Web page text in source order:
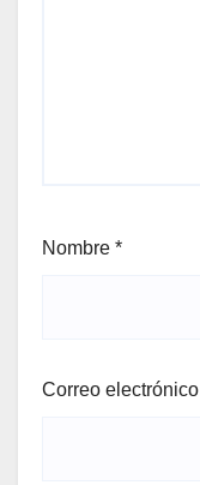
Nombre *
Correo electrónico